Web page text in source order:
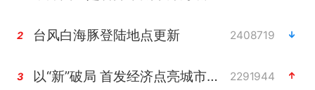
2 台风白海豚登陆地点更新 2408719
3 以“新”破局 首发经济点亮城市消费活力 2291944